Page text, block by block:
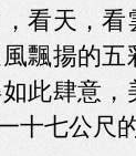
看天，
飄揚的
此肆意，
七公尺